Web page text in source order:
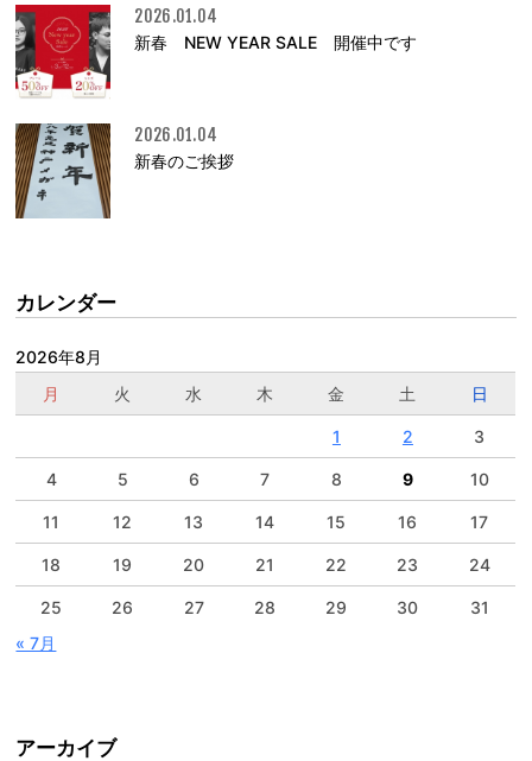
2026.01.04
新春 NEW YEAR SALE 開催中です
2026.01.04
新春のご挨拶
カレンダー
2026年8月
月
火 水 木 金 土 日
1 2 3
4 5 6 7 8 9 10
11 12 13 14 15 16 17
18 19 20 21 22 23 24
25 26 27 28 29 30
31
« 7月
アーカイブ